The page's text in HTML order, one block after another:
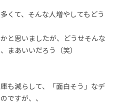
くて、そんな人増やしてもどう
と思いましたが、どうせそんな
まあいいだろう（笑）
も減らして、「面白そう」なデ
ですが、、